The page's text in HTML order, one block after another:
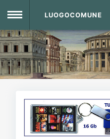
MENU
Home
DVD Shop
Sito
LUOGOCOMUNE